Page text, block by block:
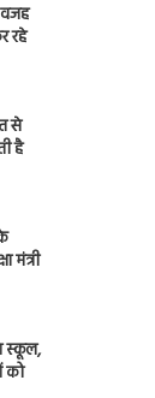
रहे
से
है
मंत्री
स्कूल,
को